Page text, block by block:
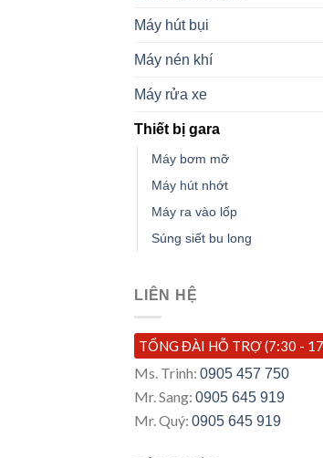
Máy hút bụi
Máy nén khí
Máy rửa xe
Thiết bị gara
Máy bơm mỡ
Máy hút nhớt
Máy ra vào lốp
Súng siết bu long
LIÊN HỆ
TỔNG ĐÀI HỖ TRỢ (7:30 -
Ms. Trinh: 0905 457 750
Mr. Sang: 0905 645 919
Mr. Quý: 0905 645 919